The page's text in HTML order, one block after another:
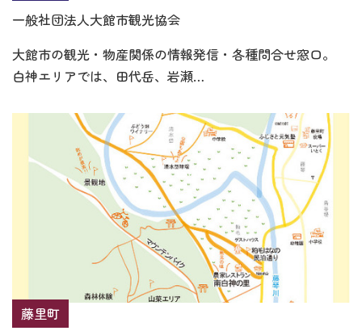
一般社団法人大館市観光協会
大館市の観光・物産関係の情報発信・各種問合せ窓口。
白神エリアでは、田代岳、岩瀬…
藤里町